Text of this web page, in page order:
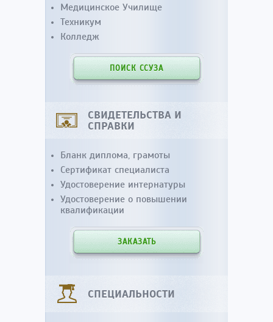
Медицинское Училище
Техникум
Колледж
ПОИСК ССУЗА
СВИДЕТЕЛЬСТВА И
СПРАВКИ
Бланк диплома, грамоты
Сертификат специалиста
Удостоверение интернатуры
Удостоверение о повышении
квалификации
ЗАКАЗАТЬ
СПЕЦИАЛЬНОСТИ